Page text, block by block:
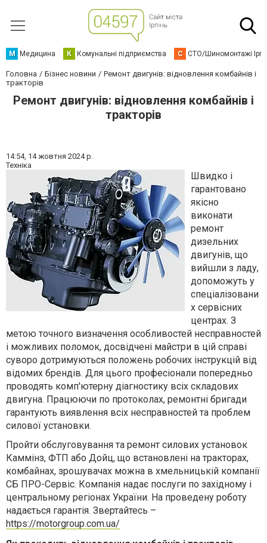
М Медицина К Комунальні підприємства С СТО/Шиномонтажі
Головна Бізнес новини
Ремонт двигунів: відновлення комбайнів і
тракторів
Ремонт двигунів: відновлення комбайнів і
тракторів
14:54, 14 жовтня 2024 р.
Техніка
Швидко і
гарантовано
якісно
виконати
ремонт
дизельних
двигунів, що
вийшли з ладу,
допоможуть у
спеціалізовани
х сервісних
центрах. З
метою точного визначення особливостей несправностей
і можливих поломок, досвідчені майстри в цій справі
суворо дотримуються положень робочих інструкцій від
відомих брендів. Для цього професіонали попередньо
проводять комп'ютерну діагностику всіх складових
двигуна. Працюючи по протоколах, ремонтні бригади
гарантують виявлення всіх несправностей та проблем
силової установки.
Пройти обслуговування та ремонт силових установок
Каммінз, ФТП або Дойц, що встановлені на тракторах,
комбайнах, зрошувачах можна в хмельницькій компанії
СБ ПРО-Сервіс. Компанія надає послуги по західному і
центральному регіонах України. На проведену роботу
надається гарантія. Звертайтесь –
https://motorgroup.com.ua/